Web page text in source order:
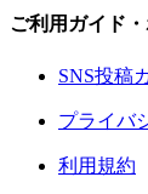
ご利用ガイド
SNS投稿
プライバ
利用規約